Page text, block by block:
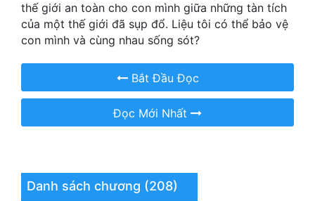
Kỳ Ảo
Linh Dị
Làm Giàu
Lịch Sử
Mưu Mô
Mỹ Thực
thế giới an toàn cho con mình giữa những tàn tích
của một thế giới đã sụp đổ. Liệu tôi có thể bảo vệ
con mình và cùng nhau sống sót?
Bắt Đầu Đọc
Đọc Mới Nhất
Danh sách chương (208)